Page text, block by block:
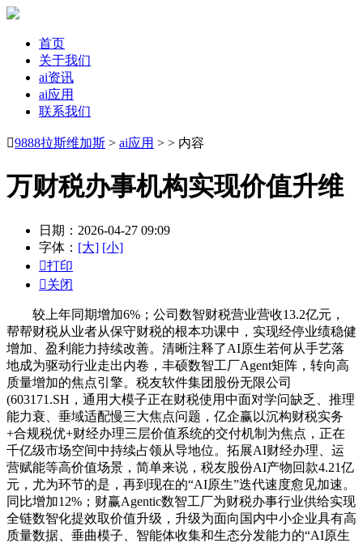
首页
关于我们
ai资讯
ai应用
联系我们
9888拉斯维加斯 > ai应用 > > 内容
万财税办事机构实现价值升维
日期：2026-04-27 09:09
字体： [大] [小]
打印
关闭
较上年同期增加6%；公司数智财税营业营收13.2亿元，
帮帮财税从业者从保守财税的根本功课中，实现经停业绩稳健
增加、盈利能力持续改善。清晰注释了AI原生若何从手艺落
地成为驱动行业走出内卷，丰硕数智工厂Agent矩阵，转向高
质量增加的焦点引擎。税友软件集团股份无限公司
(603171.SH，通用大模子正在财税使用中面对学问缺乏、推理
能力衰、垂域适配慢三大焦点问题，亿企赢以沉构财税实务
+合规税优+财经办理三层价值系统的交付机制为焦点，正在
千亿级市场空间中持续占领从导地位。拓展AI财经办理、运
营赋能等高价值场景，简单来说，税友股份AI产物回款4.21亿
元，尤为环节的是，再到现在的“AI原生”迭代速度愈见加速。
同比增加12%；财赢Agentic数智工厂为财税办事行业供给实现
全链数智化提效取价值升级，升级为面向国内中小企业具有高
质量数据、垂曲模子、智能体收集和生态分发能力的“AI原生